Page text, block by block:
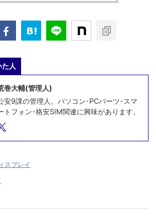
人
巻大輔(管理人)
安9課の管理人。パソコン･PCパーツ･スマ
トフォン･格安SIM関連に興味があります。
スプレイ